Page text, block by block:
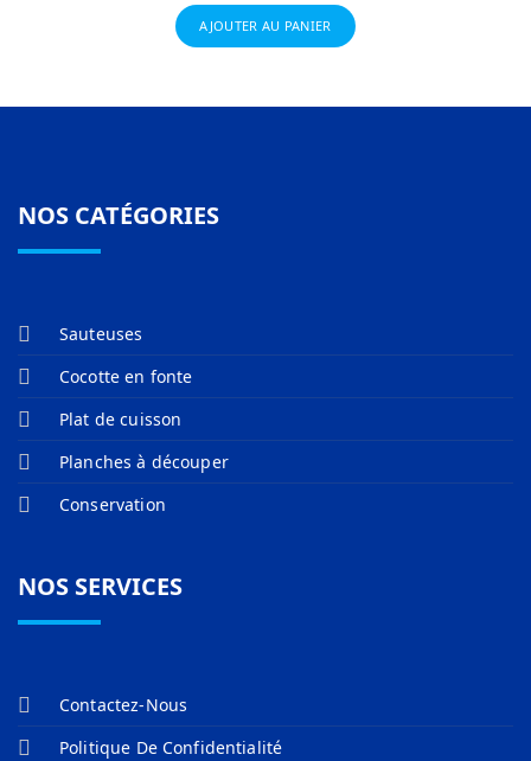
AJOUTER AU PANIER
NOS CATÉGORIES
Sauteuses
Cocotte en fonte
Plat de cuisson
Planches à découper
Conservation
NOS SERVICES
Contactez-Nous
Politique De Confidentialité